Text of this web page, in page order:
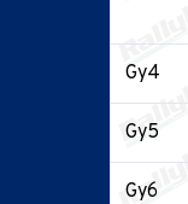
Gy4
Gy5
Gy6